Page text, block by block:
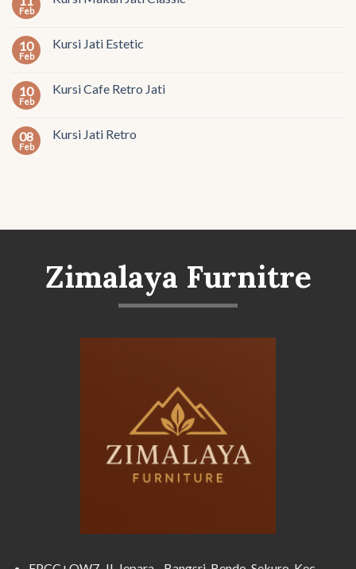
Feb
10
Feb
Kursi Jati Estetic
10
Feb
Kursi Cafe Retro Jati
08
Feb
Kursi Jati Retro
Zimalaya Furnitre